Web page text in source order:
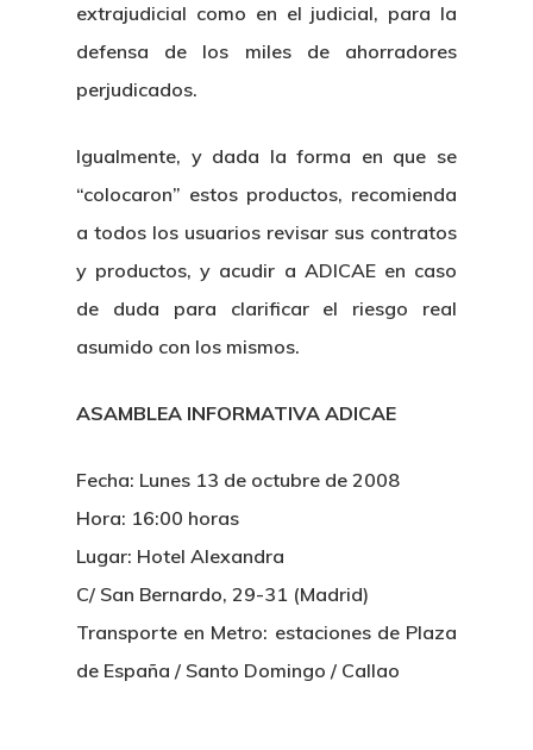
extrajudicial como en el judicial, para la
defensa de los miles de ahorradores
perjudicados.
Igualmente, y dada la forma en que se
“colocaron” estos productos, recomienda
a todos los usuarios revisar sus contratos
y productos, y acudir a ADICAE en caso
de duda para clarificar el riesgo real
asumido con los mismos.
ASAMBLEA INFORMATIVA ADICAE
Fecha: Lunes 13 de octubre de 2008
Hora: 16:00 horas
Lugar: Hotel Alexandra
C/ San Bernardo, 29-31 (Madrid)
Transporte en Metro: estaciones de Plaza
de España / Santo Domingo / Callao